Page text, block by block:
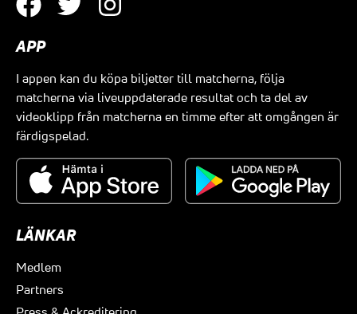
APP
I appen kan du köpa biljetter till matcherna, följa
matcherna via liveuppdaterade resultat och ta del av
videoklipp från matcherna en timme efter att omgången är
färdigspelad.
LÄNKAR
Medlem
Partners